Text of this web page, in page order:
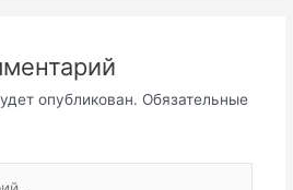
опубликован. Обязательные